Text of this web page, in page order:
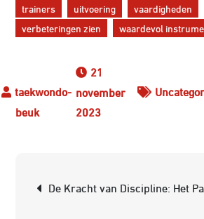
trainers
uitvoering
vaardigheden
verbeteringen zien
waardevol
21
november
2023
De Kracht van Discipline: Het